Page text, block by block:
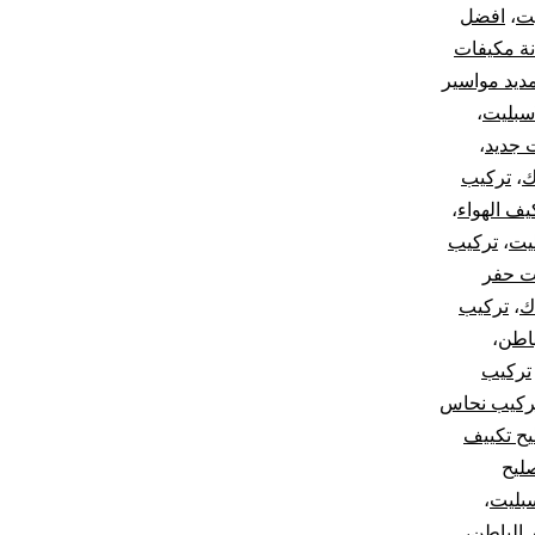
، افضل
مكيفات
مواسير
،
جديد،
، تركيب
الهواء،
، تركيب
حفر
، تركيب
،
تركيب
نحاس
تكييف
،